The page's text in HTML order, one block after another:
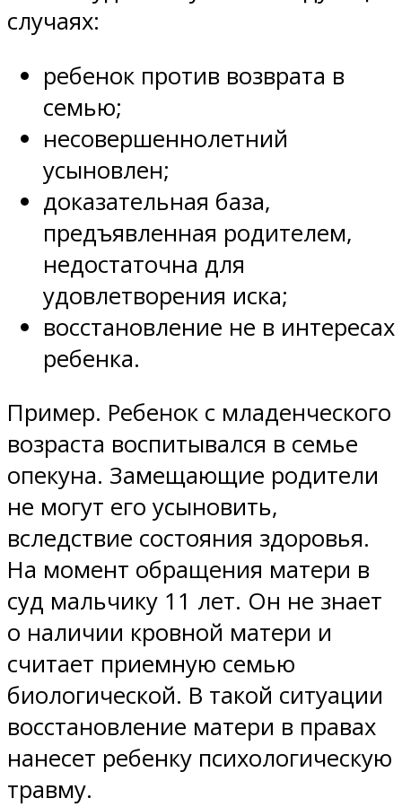
случаях:
ребенок против возврата в
семью;
несовершеннолетний
усыновлен;
доказательная база,
предъявленная родителем,
недостаточна для
удовлетворения иска;
восстановление не в интересах
ребенка.
Пример. Ребенок с младенческого
возраста воспитывался в семье
опекуна. Замещающие родители
не могут его усыновить,
вследствие состояния здоровья.
На момент обращения матери в
суд мальчику 11 лет. Он не знает
о наличии кровной матери и
считает приемную семью
биологической. В такой ситуации
восстановление матери в правах
нанесет ребенку психологическую
травму.